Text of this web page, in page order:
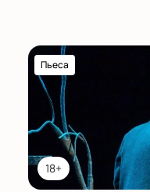
18+
Пьеса